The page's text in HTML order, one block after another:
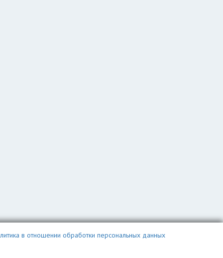
в отношении обработки персональных данных